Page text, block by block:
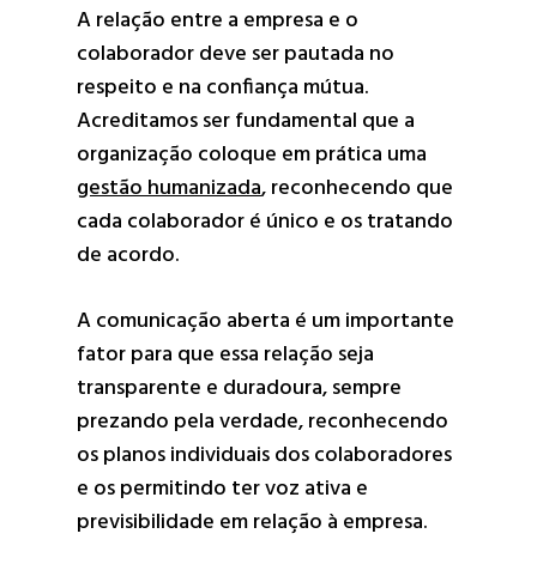
A relação entre a empresa e o
colaborador deve ser pautada no
respeito e na confiança mútua.
Acreditamos ser fundamental que a
organização coloque em prática uma
gestão humanizada, reconhecendo que
cada colaborador é único e os tratando
de acordo.
A comunicação aberta é um importante
fator para que essa relação seja
transparente e duradoura, sempre
prezando pela verdade, reconhecendo
os planos individuais dos colaboradores
e os permitindo ter voz ativa e
previsibilidade em relação à empresa.